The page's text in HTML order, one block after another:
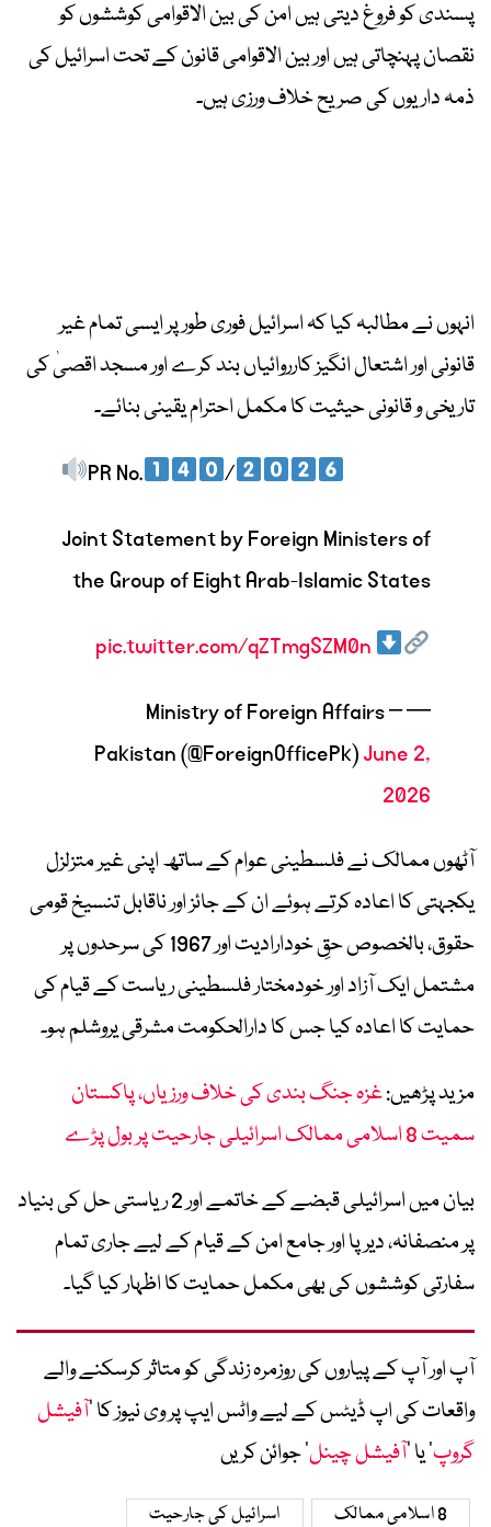
پسندی کو فروغ دیتی ہیں امن کی بین الاقوامی کوششوں کو
نقصان پہنچاتی ہیں اور بین الاقوامی قانون کے تحت اسرائیل کی
ذمہ داریوں کی صریح خلاف ورزی ہیں۔
انہوں نے مطالبہ کیا کہ اسرائیل فوری طور پر ایسی تمام غیر
قانونی اور اشتعال انگیز کارروائیاں بند کرے اور مسجد اقصیٰ کی
تاریخی و قانونی حیثیت کا مکمل احترام یقینی بنائے۔
PR No.
/
Joint Statement by Foreign Ministers of
the Group of Eight Arab-Islamic States
pic.twitter.com/qZTmgSZM0n
— Ministry of Foreign Affairs –
Pakistan (@ForeignOfficePk)June 2,
2026
آٹھوں ممالک نے فلسطینی عوام کے ساتھ اپنی غیر متزلزل
یکجہتی کا اعادہ کرتے ہوئے ان کے جائز اور ناقابل تنسیخ قومی
حقوق، بالخصوص حقِ خودارادیت اور 1967 کی سرحدوں پر
مشتمل ایک آزاد اور خودمختار فلسطینی ریاست کے قیام کی
حمایت کا اعادہ کیا جس کا دارالحکومت مشرقی یروشلم ہو۔
مزید پڑھیں:غزہ جنگ بندی کی خلاف ورزیاں، پاکستان
سمیت 8 اسلامی ممالک اسرائیلی جارحیت پر بول پڑے
بیان میں اسرائیلی قبضے کے خاتمے اور 2 ریاستی حل کی بنیاد
پر منصفانہ، دیرپا اور جامع امن کے قیام کے لیے جاری تمام
سفارتی کوششوں کی بھی مکمل حمایت کا اظہار کیا گیا۔
آپ اور آپ کے پیاروں کی روزمرہ زندگی کو متاثر کرسکنے والے
واقعات کی اپ ڈیٹس کے لیے واٹس ایپ پر وی نیوز کا ’آفیشل
گروپ‘ یا ’آفیشل چینل‘ جوائن کریں
8 اسلامی ممالک
اسرائیل کی جارحیت